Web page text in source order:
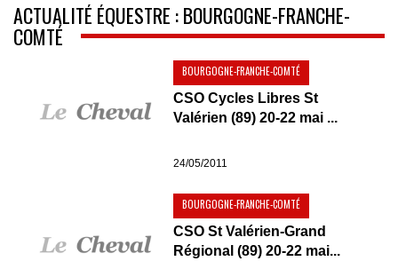
ACTUALITÉ ÉQUESTRE : BOURGOGNE-FRANCHE-
COMTÉ
BOURGOGNE-FRANCHE-COMTÉ
CSO Cycles Libres St
Valérien (89) 20-22 mai ...
24/05/2011
BOURGOGNE-FRANCHE-COMTÉ
CSO St Valérien-Grand
Régional (89) 20-22 mai...